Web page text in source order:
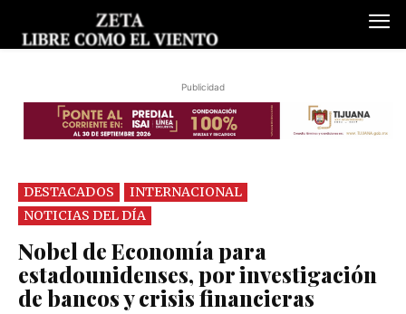
Publicidad
DESTACADOS
INTERNACIONAL
NOTICIAS DEL DÍA
Nobel de Economía para
estadounidenses, por investigación
de bancos y crisis financieras